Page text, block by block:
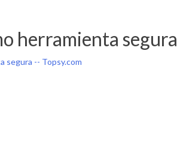
herramienta segura
-- Topsy.com